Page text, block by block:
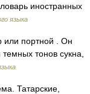
иностранных
языка
или портной . Он
тонов сукна,
Татарские,